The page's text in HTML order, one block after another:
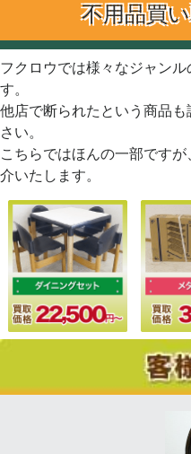
不用品買
フクロウでは様々なジャン
す。
他店で断られたという商品
さい。
こちらではほんの一部です
介いたします。